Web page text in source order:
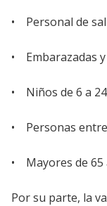
• Personal de
• Embarazadas
• Niños de 6 a
• Personas
• Mayores de 65
Por su parte, la